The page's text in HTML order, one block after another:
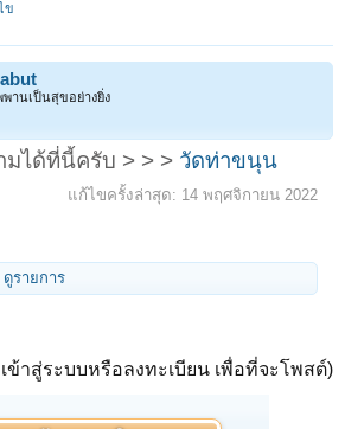
ข
านเป็นสุขอย่างยิ่ง
มได้ที่นี้ครับ > > > วัดท่าขนุน
แก้ไขครั้งล่าสุด: 14 พฤศจิกายน 2022
ดูรายการ
ข้าสู่ระบบหรือลงทะเบียน เพื่อที่จะโพสต์)